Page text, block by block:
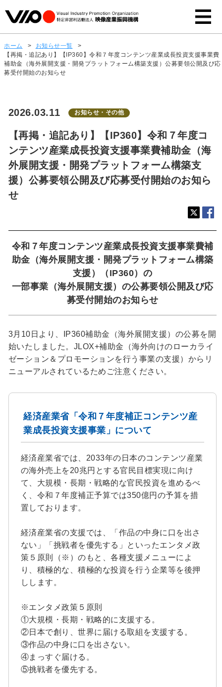
ホーム > お知らせ一覧
>
【再掲・追記あり】【IP360】令和７年度コンテンツ産業成長投資支援事業費
補助金（海外展開支援・開発プラットフォーム構築支援）公募要領公開及び応
募受付開始のお知らせ
2026.03.11 お知らせ・その他
【再掲・追記あり】【IP360】令和７年度コ
ンテンツ産業成長投資支援事業費補助金（海
外展開支援・開発プラットフォーム構築支
援）公募要領公開及び応募受付開始のお知ら
せ
令和７年度コンテンツ産業成長投資支援事業費補
助金（海外展開支援・開発プラットフォーム構築
支援）（IP360）の
一部事業（海外展開支援）の公募要領公開及び応
募受付開始のお知らせ
3月10日より、IP360補助金（海外展開支援）の公募を開
始いたしました。JLOX+補助金（海外向けのローカライ
ゼーション＆プロモーションを行う事業の支援）からリ
ニューアルされているためご注意ください。
経済産業省「令和７年度補正コンテンツ産
業成長投資支援事業」について
経済産業省では、2033年の日本のコンテンツ産業
の海外売上を20兆円とする官民目標実現に向け
て、大規模・長期・戦略的な官民投資を進めるべ
く、令和７年度補正予算では350億円の予算を措
置しております。
経済産業省の支援では、「作品の中身に口を出さ
ない」「挑戦者を優先する」といったエンタメ政
策５原則（※）のもと、各種支援メニューによ
り、積極的な、積極的な投資を行う企業等を後押
しします。
※エンタメ政策５原則
①大規模・長期・戦略的に支援する。
②日本で創り、世界に届ける取組を支援する。
③作品の中身に口を出さない。
④まっすぐ届ける。
⑤挑戦者を優先する。